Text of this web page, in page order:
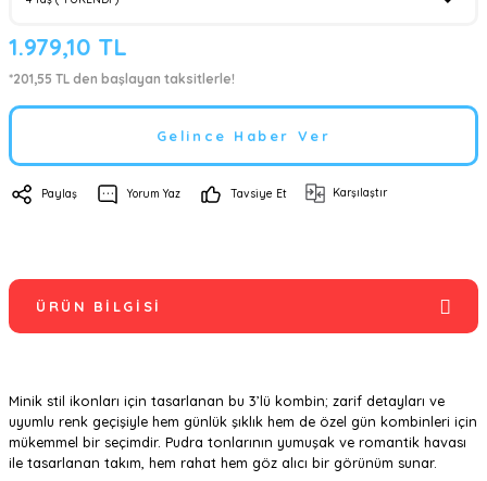
1.979,10 TL
*201,55 TL den başlayan taksitlerle!
Gelince Haber Ver
Paylaş Yorum Yaz Tavsiye Et Karşılaştır
ÜRÜN BILGISI
Minik stil ikonları için tasarlanan bu 3’lü kombin; zarif detayları ve
uyumlu renk geçişiyle hem günlük şıklık hem de özel gün kombinleri için
mükemmel bir seçimdir. Pudra tonlarının yumuşak ve romantik havası
ile tasarlanan takım, hem rahat hem göz alıcı bir görünüm sunar.